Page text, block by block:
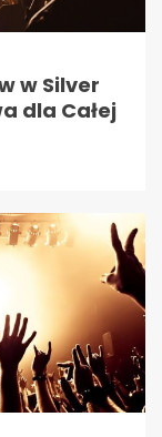
w Silver
dla Całej